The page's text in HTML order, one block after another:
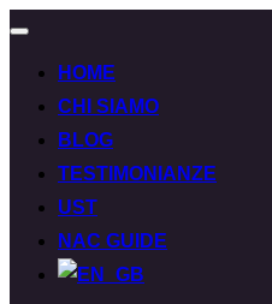
HOME
CHI SIAMO
BLOG
TESTIMONIANZE
UST
NAC GUIDE